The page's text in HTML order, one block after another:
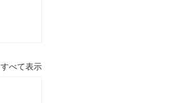
すべて表示